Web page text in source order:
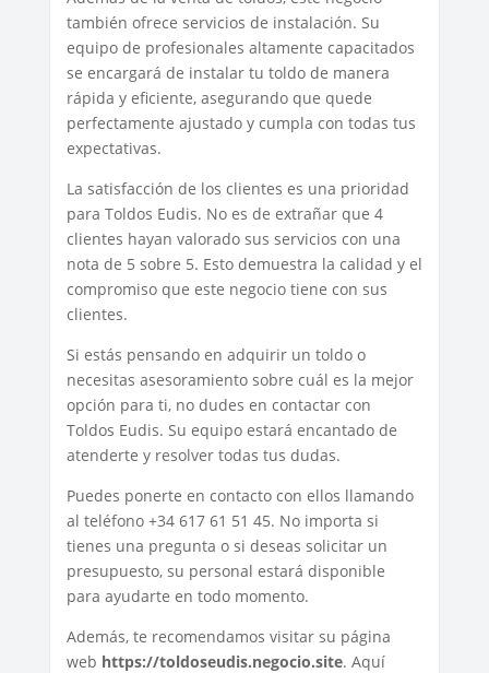
también ofrece servicios de instalación. Su
equipo de profesionales altamente capacitados
se encargará de instalar tu toldo de manera
rápida y eficiente, asegurando que quede
perfectamente ajustado y cumpla con todas tus
expectativas.
La satisfacción de los clientes es una prioridad
para Toldos Eudis. No es de extrañar que 4
clientes hayan valorado sus servicios con una
nota de 5 sobre 5. Esto demuestra la calidad y el
compromiso que este negocio tiene con sus
clientes.
Si estás pensando en adquirir un toldo o
necesitas asesoramiento sobre cuál es la mejor
opción para ti, no dudes en contactar con
Toldos Eudis. Su equipo estará encantado de
atenderte y resolver todas tus dudas.
Puedes ponerte en contacto con ellos llamando
al teléfono +34 617 61 51 45. No importa si
tienes una pregunta o si deseas solicitar un
presupuesto, su personal estará disponible
para ayudarte en todo momento.
Además, te recomendamos visitar su página
web https://toldoseudis.negocio.site. Aquí